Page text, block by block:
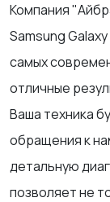
Компания
Samsung
самых
отличные
Ваша техника
обращения к
детальную
позволяет не